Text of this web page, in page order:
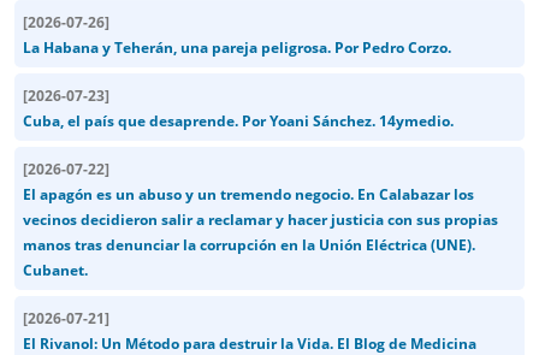
[2026-07-26]
La Habana y Teherán, una pareja peligrosa. Por Pedro Corzo.
[2026-07-23]
Cuba, el país que desaprende. Por Yoani Sánchez. 14ymedio.
[2026-07-22]
El apagón es un abuso y un tremendo negocio. En Calabazar los
vecinos decidieron salir a reclamar y hacer justicia con sus propias
manos tras denunciar la corrupción en la Unión Eléctrica (UNE).
Cubanet.
[2026-07-21]
El Rivanol: Un Método para destruir la Vida. El Blog de Medicina